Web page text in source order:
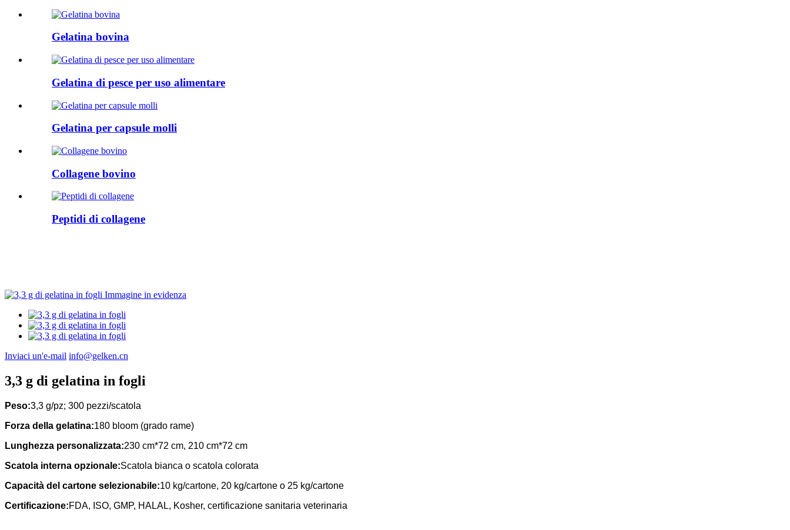
Gelatina bovina
Gelatina di pesce per uso alimentare
Gelatina per capsule molli
Collagene bovino
Peptidi di collagene
Inviaci un'e-mail info@gelken.cn
3,3 g di gelatina in fogli
Peso:3,3 g/pz; 300 pezzi/scatola
Forza della gelatina:180 bloom (grado rame)
Lunghezza personalizzata:230 cm*72 cm, 210 cm*72 cm
Scatola interna opzionale:Scatola bianca o scatola colorata
Capacità del cartone selezionabile:10 kg/cartone, 20 kg/cartone o 25 kg/cartone
Certificazione:FDA, ISO, GMP, HALAL, Kosher, certificazione sanitaria veterinaria